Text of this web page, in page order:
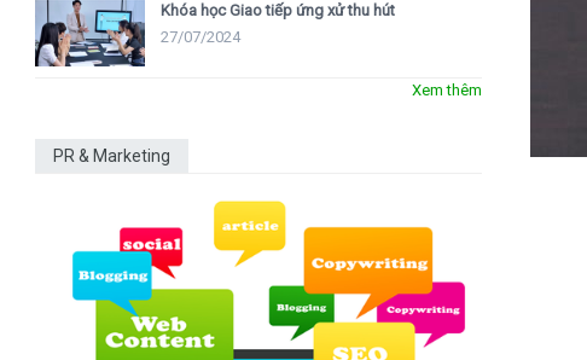
Khóa học Giao tiếp ứng xử thu hút
27/07/2024
Xem thêm
PR & Marketing